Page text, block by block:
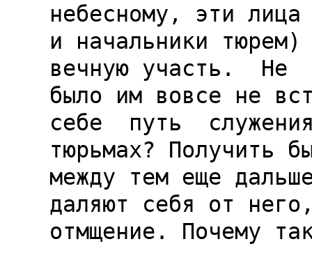
небесному, эти лица
и начальники тюрем)
вечную участь.  Не
было им вовсе не
себе  путь
тюрьмах? Получить
между тем еще
даляют себя от
отмщение. Почему